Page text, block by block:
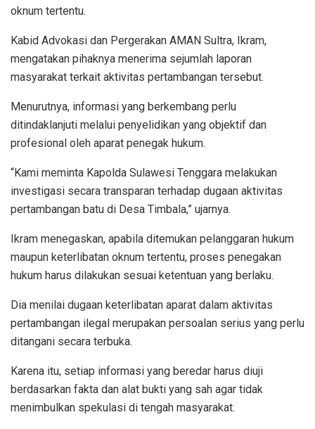
oknum tertentu.
Kabid Advokasi dan Pergerakan AMAN Sultra, Ikram,
mengatakan pihaknya menerima sejumlah laporan
masyarakat terkait aktivitas pertambangan tersebut.
Menurutnya, informasi yang berkembang perlu
ditindaklanjuti melalui penyelidikan yang objektif dan
profesional oleh aparat penegak hukum.
“Kami meminta Kapolda Sulawesi Tenggara melakukan
investigasi secara transparan terhadap dugaan aktivitas
pertambangan batu di Desa Timbala,” ujarnya.
Ikram menegaskan, apabila ditemukan pelanggaran hukum
maupun keterlibatan oknum tertentu, proses penegakan
hukum harus dilakukan sesuai ketentuan yang berlaku.
Dia menilai dugaan keterlibatan aparat dalam aktivitas
pertambangan ilegal merupakan persoalan serius yang perlu
ditangani secara terbuka.
Karena itu, setiap informasi yang beredar harus diuji
berdasarkan fakta dan alat bukti yang sah agar tidak
menimbulkan spekulasi di tengah masyarakat.